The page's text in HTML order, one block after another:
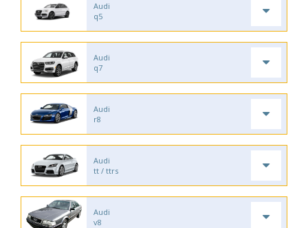
Audi
q5
Audi
q7
Audi
r8
Audi
tt / ttrs
Audi
v8